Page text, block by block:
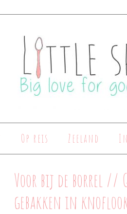
Op reis Zeeland
Voor bij de borrel //
gebakken in